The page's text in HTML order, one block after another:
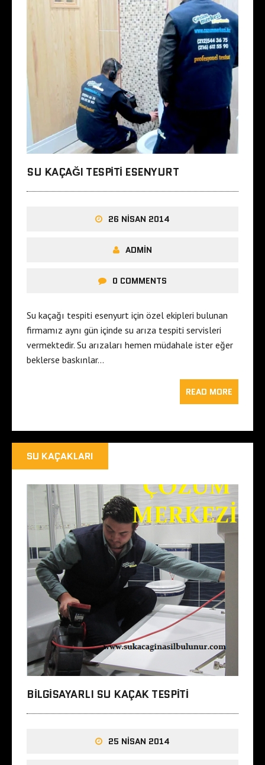
SU KAÇAĞI TESPITI ESENYURT
26 NISAN 2014
ADMIN
0 COMMENTS
Su kaçağı tespiti esenyurt için özel ekipleri bulunan
firmamız aynı gün içinde su arıza tespiti servisleri
vermektedir. Su arızaları hemen müdahale ister eğer
beklerse baskınlar…
READ MORE
SU KAÇAKLARI
BILGISAYARLI SU KAÇAK TESPITI
25 NISAN 2014